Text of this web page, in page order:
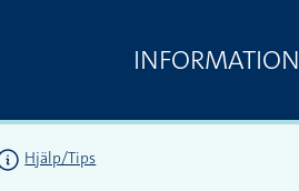
INFORMATION
Hjälp/Tips